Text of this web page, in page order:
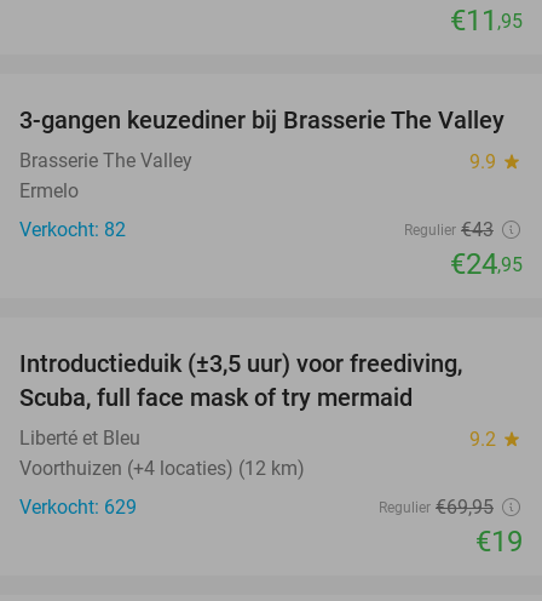
€11 ,95
42%
3-gangen keuzediner bij Brasserie The Valley
Brasserie The Valley 9.9 star
Ermelo
Verkocht: 82
Regulier €43
€24,95
Introductieduik (±3,5 uur) voor freediving,
Scuba, full face mask of try mermaid
Liberté et Bleu 9.2 star
Voorthuizen (+4 locaties) (12 km)
Verkocht: 629
Regulier €69,95
€19